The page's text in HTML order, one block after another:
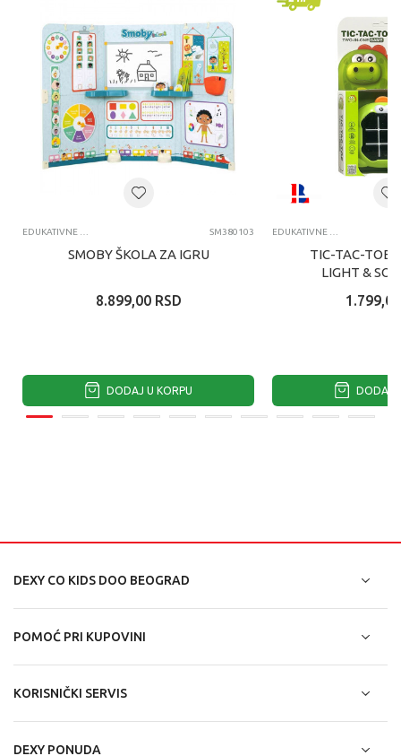
EDUKATIVNE IGRAČKE ZA DECU SM380103
SMOBY ŠKOLA ZA IGRU
8.899,00 RSD
DODAJ U KORPU
EDUKATIVNE IGRAČKE ZA DECU
TIC-TAC-TOE
LIGHT &
1.799,00
DODAJ
DEXY CO KIDS DOO BEOGRAD
POMOĆ PRI KUPOVINI
KORISNIČKI SERVIS
DEXY PONUDA